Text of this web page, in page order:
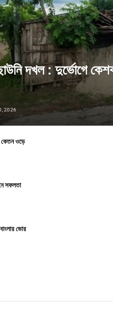
দখল : দুর্ভোগে
2026
কেতন ওড়ে
সফলতা
ভোর